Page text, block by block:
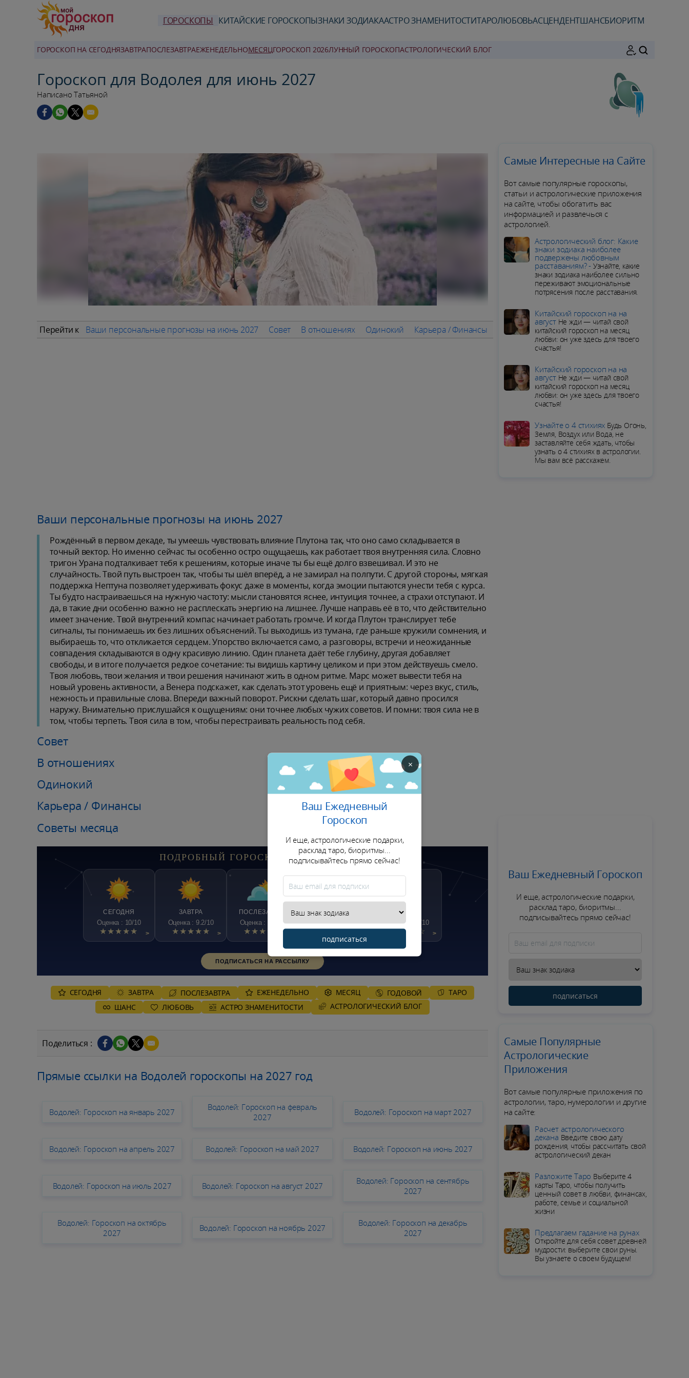
ГОРОСКОПЫ КИТАЙСКИЕ ГОРОСКОПЫЗНАКИ ЗОДИАКААСТРО ЗНАМЕНИТОСТИТАРОЛЮБОВЬАСЦЕНДЕНТШАНСБИОРИТМ
ГОРОСКОП НА СЕГОДНЯЗАВТРАПОСЛЕЗАВТРАЕЖЕНЕДЕЛЬНОMЕСЯЦГОРОСКОП 2026ЛУННЫЙ ГОРОСКОПAСТРОЛОГИЧЕСКИЙ БЛОГ
Гороскоп для Водолея для июнь 2027
Написано Татьяной
Перейти к Ваши персональные прогнозы на июнь 2027 Совет В отношениях Одинокий Карьера / Финансы Советы месяца ПОДРОБНЫЙ ГОРОСКОП для
Ваши персональные прогнозы на июнь 2027
Рождённый в первом дeкаде, ты умеешь чувствовать влияние Плутона так, что оно само складывается в
точный вектор. Но именно сейчас ты особенно остро ощущаешь, как работает твоя внутренняя сила. Словно
тригон Урана подталкивает тебя к решениям, которые иначе ты бы ещё долго взвешивал. И это не
случайность. Твой путь выстроен так, чтобы ты шёл вперёд, а не замирал на полпути. С другой стороны, мягкая
поддержка Нептуна позволяет удерживать фокус даже в моменты, когда эмоции пытаются унести тебя с курса.
Ты будто настраиваешься на нужную частоту: мысли становятся яснее, интуиция точнее, а страхи отступают. И
да, в такие дни особенно важно не расплескать энергию на лишнее. Лучше направь её в то, что действительно
имеет значение. Твой внутренний компас начинает работать громче. И когда Плутон транслирует тебе
сигналы, ты понимаешь их без лишних объяснений. Ты выходишь из тумана, где раньше кружили сомнения, и
выбираешь то, что откликается сердцем. Упорство включается само, а разговоры, встречи и неожиданные
совпадения складываются в одну красивую линию. Один планета даёт тебе глубину, другая добавляет
свободы, и в итоге получается редкое сочетание: ты видишь картину целиком и при этом действуешь смело.
Твоя любовь, твои желания и твои решения начинают жить в одном ритме. Марс может вывести тебя на
новый уровень активности, а Венера подскажет, как сделать этот уровень ещё и приятным: через вкус, стиль,
нежность и правильные слова. Впереди важный поворот. Рискни сделать шаг, который давно просился
наружу. Внимательно прислушайся к ощущениям: они точнее любых чужих советов. И помни: твоя сила не в
том, чтобы терпеть. Твоя сила в том, чтобы перестраивать реальность под себя.
Совет
В отношениях
Одинокий
Карьера / Финансы
Советы месяца
ПОДРОБНЫЙ ГОРОСКОП ДЛЯ ВОДОЛЕЯ
СЕГОДНЯ
Оценка : 10/10
★★★★★ >
ЗАВТРА
Оценка : 9.2/10
★★★★★ >
ПОСЛЕЗАВТРА
Оценка : 7.2/10
★★★★☆
НЕДЕЛЯ
Оценка : 7.9/10
★★★★☆
МЕСЯЦ
Оценка : 7.3/10
★★★★☆ >
ПОДПИСАТЬСЯ НА РАССЫЛКУ
СЕГОДНЯ ЗАВТРА ПОСЛЕЗАВТРА ЕЖЕНЕДЕЛЬНО MЕСЯЦ ГОДОВОЙ
ТАРО
ШАНС
ЛЮБОВЬ АСТРО ЗНАМЕНИТОСТИ AСТРОЛОГИЧЕСКИЙ БЛОГ
Поделиться :
Прямые ссылки на Водолей гороскопы на 2027 год
Водолей: Гороскоп на январь 2027
Водолей: Гороскоп на февраль
2027
Водолей: Гороскоп на март 2027
Водолей: Гороскоп на апрель 2027 Водолей: Гороскоп на май 2027 Водолей: Гороскоп на июнь 2027
Водолей: Гороскоп на июль 2027 Водолей: Гороскоп на август 2027
Водолей: Гороскоп на сентябрь
2027
Водолей: Гороскоп на октябрь
2027
Водолей: Гороскоп на ноябрь 2027
Водолей: Гороскоп на декабрь
2027
Самые Интересные на Сайте
Вот самые популярные гороскопы,
статьи и астрологические приложения
на сайте, чтобы обогатить вас
информацией и развлечься с
астрологией.
Aстрологический блог: Какие
знаки зодиака наиболее
подвержены любовным
расставаниям? - Узнайте, какие
знаки зодиака наиболее сильно
переживают эмоциональные
потрясения после расставания.
Китайский гороскоп на на
август Не жди — читай свой
китайский гороскоп на месяц
любви: он уже здесь для твоего
счастья!
Китайский гороскоп на на
август Не жди — читай свой
китайский гороскоп на месяц
любви: он уже здесь для твоего
счастья!
Узнайте о 4 стихиях Будь Огонь,
Земля, Воздух или Вода, не
заставляйте себя ждать, чтобы
узнать о 4 стихиях в астрологии.
Мы вам всё расскажем.
Ваш Ежедневный Гороскоп
И еще, астрологические подарки,
расклад таро, биоритмы...
подписывайтесь прямо сейчас!
подписаться
Самые Популярные
Астрологические
Приложения
Вот самые популярные приложения по
астрологии, таро, нумерологии и другие
на сайте:
Расчет астрологического
декана Введите свою дату
рождения, чтобы рассчитать свой
астрологический декан
Разложите Таро Выберите 4
карты Таро, чтобы получить
ценный совет в любви, финансах,
работе, семье и социальной
жизни
Предлагаем гадание на рунах
Откройте для себя совет древней
мудрости: выберите свои руны.
Вы узнаете о своем будущем!
×
Ваш Ежедневный
Гороскоп
И еще, астрологические подарки,
расклад таро, биоритмы...
подписывайтесь прямо сейчас!
подписаться